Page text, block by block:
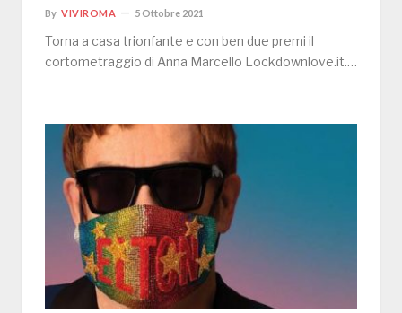
By VIVIROMA 5 Ottobre 2021
Torna a casa trionfante e con ben due premi il
cortometraggio di Anna Marcello Lockdownlove.it.…